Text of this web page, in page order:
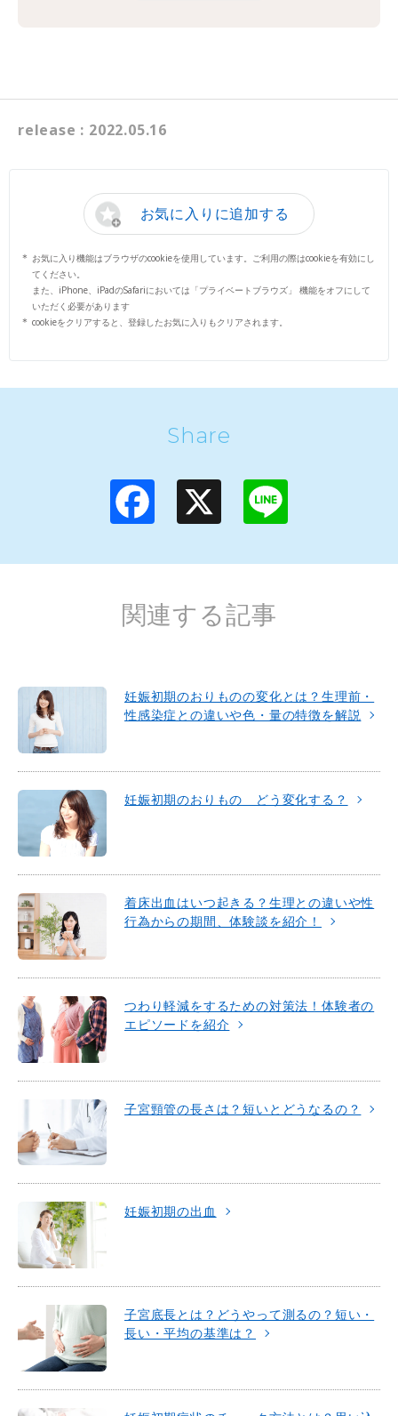
release : 2022.05.16
お気に入りに追加する
お気に入り機能はブラウザのcookieを使用しています。ご利用の際はcookieを有効にし
てください。
また、iPhone、iPadのSafariにおいては「プライベートブラウズ」 機能をオフにして
いただく必要があります
cookieをクリアすると、登録したお気に入りもクリアされます。
Share
L
e
関連する記事
妊娠初期のおりものの変化とは？生理前・
性感染症との違いや色・量の特徴を解説
妊娠初期のおりもの どう変化する？
着床出血はいつ起きる？生理との違いや性
行為からの期間、体験談を紹介！
つわり軽減をするための対策法！体験者の
エピソードを紹介
子宮頸管の長さは？短いとどうなるの？
妊娠初期の出血
子宮底長とは？どうやって測るの？短い・
長い・平均の基準は？